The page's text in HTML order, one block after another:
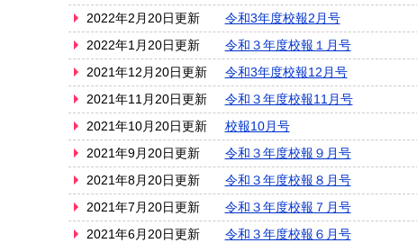
2022年2月20日更新
令和3年度校報2月号
2022年1月20日更新
令和３年度校報１月号
2021年12月20日更新
令和3年度校報12月号
2021年11月20日更新
令和３年度校報11月号
2021年10月20日更新
校報10月号
2021年9月20日更新
令和３年度校報９月号
2021年8月20日更新
令和３年度校報８月号
2021年7月20日更新
令和３年度校報７月号
2021年6月20日更新
令和３年度校報６月号